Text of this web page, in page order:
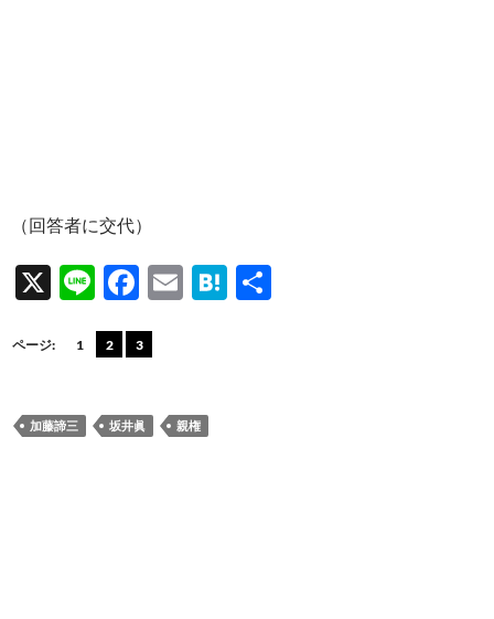
（回答者に交代）
X
Li
e
F
e
o
E
H
ページ: 1 2 3
加藤諦三 坂井眞 親権